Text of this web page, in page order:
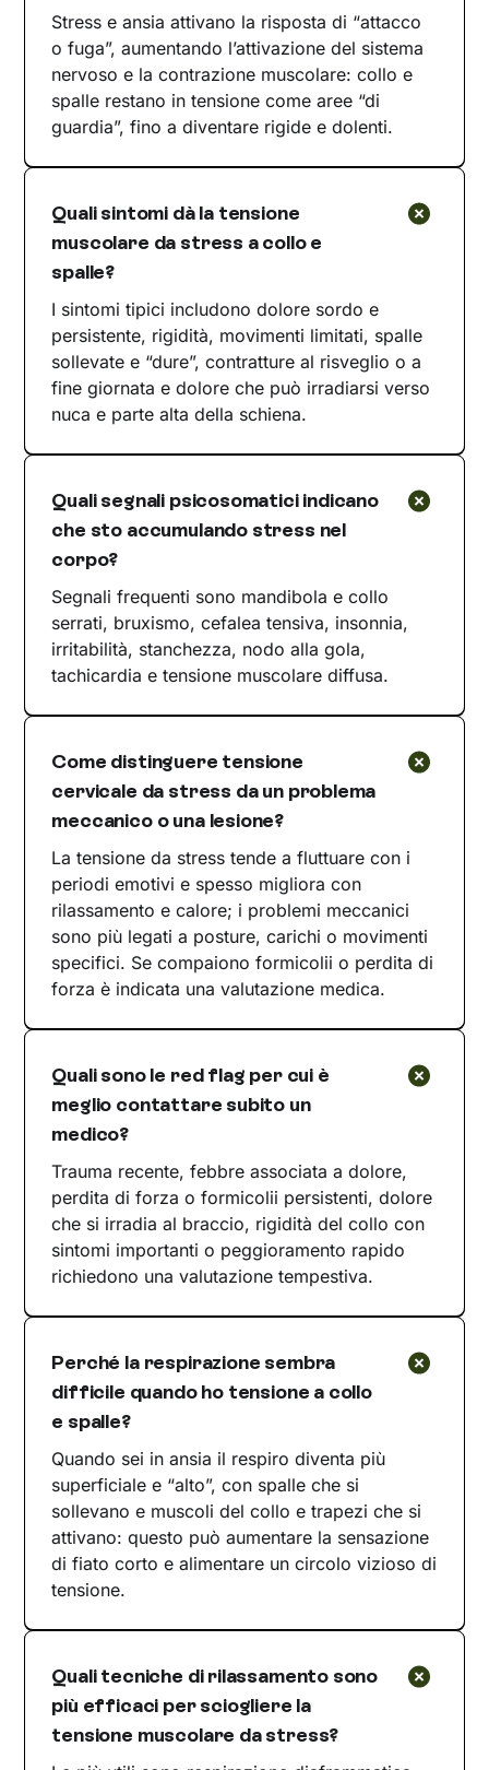
Stress e ansia attivano la risposta di “attacco
o fuga”, aumentando l’attivazione del sistema
nervoso e la contrazione muscolare: collo e
spalle restano in tensione come aree “di
guardia”, fino a diventare rigide e dolenti.
Quali sintomi dà la tensione
muscolare da stress a collo e
spalle?
I sintomi tipici includono dolore sordo e
persistente, rigidità, movimenti limitati, spalle
sollevate e “dure”, contratture al risveglio o a
fine giornata e dolore che può irradiarsi verso
nuca e parte alta della schiena.
Quali segnali psicosomatici indicano
che sto accumulando stress nel
corpo?
Segnali frequenti sono mandibola e collo
serrati, bruxismo, cefalea tensiva, insonnia,
irritabilità, stanchezza, nodo alla gola,
tachicardia e tensione muscolare diffusa.
Come distinguere tensione
cervicale da stress da un problema
meccanico o una lesione?
La tensione da stress tende a fluttuare con i
periodi emotivi e spesso migliora con
rilassamento e calore; i problemi meccanici
sono più legati a posture, carichi o movimenti
specifici. Se compaiono formicolii o perdita di
forza è indicata una valutazione medica.
Quali sono le red flag per cui è
meglio contattare subito un
medico?
Trauma recente, febbre associata a dolore,
perdita di forza o formicolii persistenti, dolore
che si irradia al braccio, rigidità del collo con
sintomi importanti o peggioramento rapido
richiedono una valutazione tempestiva.
Perché la respirazione sembra
difficile quando ho tensione a collo
e spalle?
Quando sei in ansia il respiro diventa più
superficiale e “alto”, con spalle che si
sollevano e muscoli del collo e trapezi che si
attivano: questo può aumentare la sensazione
di fiato corto e alimentare un circolo vizioso di
tensione.
Quali tecniche di rilassamento sono
più efficaci per sciogliere la
tensione muscolare da stress?